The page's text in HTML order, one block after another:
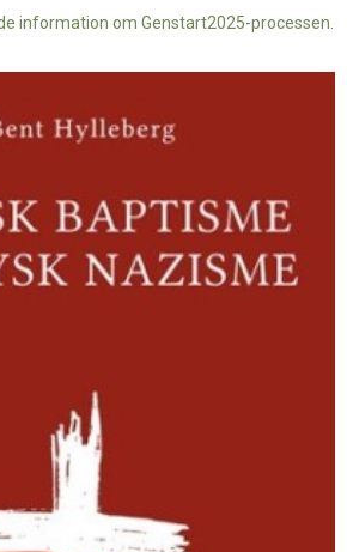
information om Genstart2025-processen.